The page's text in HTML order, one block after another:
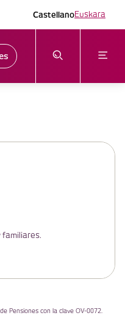
CastellanoEuskara
familiares.
Pensiones con la clave OV-0072.